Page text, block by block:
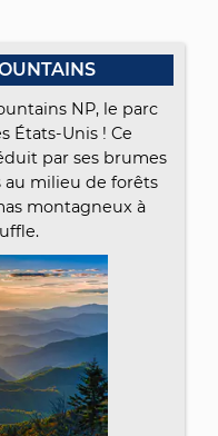
NP, le parc
États-Unis ! Ce
par ses brumes
au milieu de forêts
montagneux à